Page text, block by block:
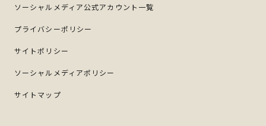
ソーシャルメディア公式アカウント一覧
プライバシーポリシー
サイトポリシー
ソーシャルメディアポリシー
サイトマップ